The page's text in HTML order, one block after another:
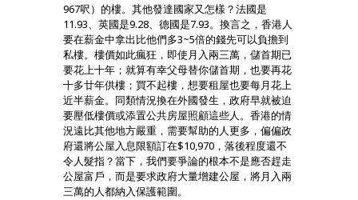
967呎）的樓。其他發達國家又怎樣？法國是
11.93、英國是9.28、德國是7.93。換言之，香港人
要在薪金中拿出比他們多3~5倍的錢先可以負擔到
私樓。樓價如此瘋狂，即使月入兩三萬，儲首期已
要花上十年；就算有幸父母替你儲首期，也要再花
十多廿年供樓；買不起樓，想要租屋也要每月花上
近半薪金。同類情況換在外國發生，政府早就被迫
要壓低樓價或添置公共房屋照顧這些人。香港的情
況遠比其他地方嚴重，需要幫助的人更多，偏偏政
府還將公屋入息限額訂在$10,970，落後程度還不
令人髮指？當下，我們要爭論的根本不是應否趕走
公屋富戶，而是要求政府大量增建公屋，將月入兩
三萬的人都納入保護範圍。